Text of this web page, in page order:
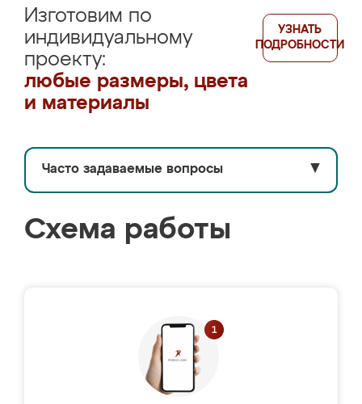
Изготовим по
индивидуальному
проекту:
любые размеры, цвета
и материалы
УЗНАТЬ
ПОДРОБНОСТИ
Часто задаваемые вопросы ▼
Схема работы